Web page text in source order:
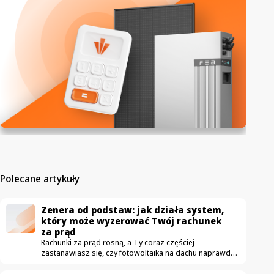
Polecane artykuły
Zenera od podstaw: jak działa system,
który może wyzerować Twój rachunek
za prąd
Rachunki za prąd rosną, a Ty coraz częściej
zastanawiasz się, czy fotowoltaika na dachu naprawdę